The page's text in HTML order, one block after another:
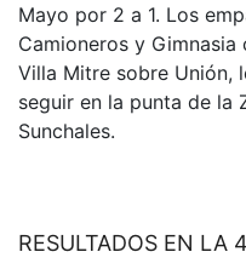
Mayo por 2 a 1. Los
Camioneros y
Villa Mitre sobre Unión,
seguir en la punta de la
Sunchales.
RESULTADOS EN LA